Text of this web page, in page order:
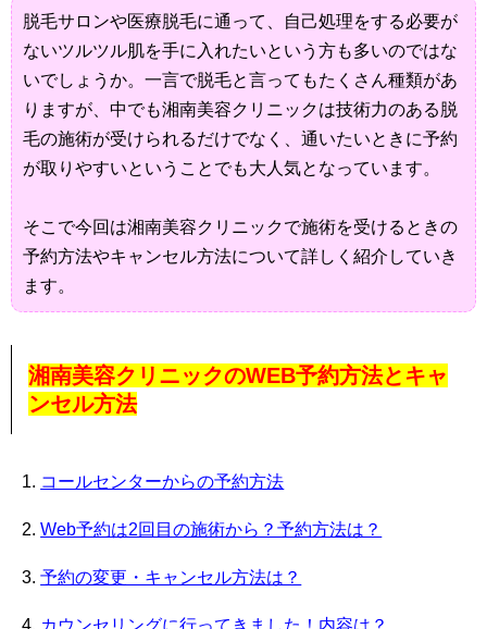
脱毛サロンや医療脱毛に通って、自己処理をする必要が
ないツルツル肌を手に入れたいという方も多いのではな
いでしょうか。一言で脱毛と言ってもたくさん種類があ
りますが、中でも湘南美容クリニックは技術力のある脱
毛の施術が受けられるだけでなく、通いたいときに予約
が取りやすいということでも大人気となっています。
そこで今回は湘南美容クリニックで施術を受けるときの
予約方法やキャンセル方法について詳しく紹介していき
ます。
湘南美容クリニックのWEB予約方法とキャ
ンセル方法
コールセンターからの予約方法
Web予約は2回目の施術から？予約方法は？
予約の変更・キャンセル方法は？
カウンセリングに行ってきました！内容は？